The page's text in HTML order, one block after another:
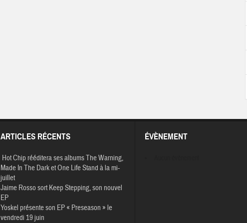
ARTICLES RÉCENTS
Hot Chip rééditera ses albums The Warning,
Made In The Dark et One Life Stand à la mi-
juillet
Jaime Rosso sort Keep Stepping, son nouvel
EP
Yoskel présente son EP « Preseason » le
vendredi 19 juin
ÉVÈNEMENT